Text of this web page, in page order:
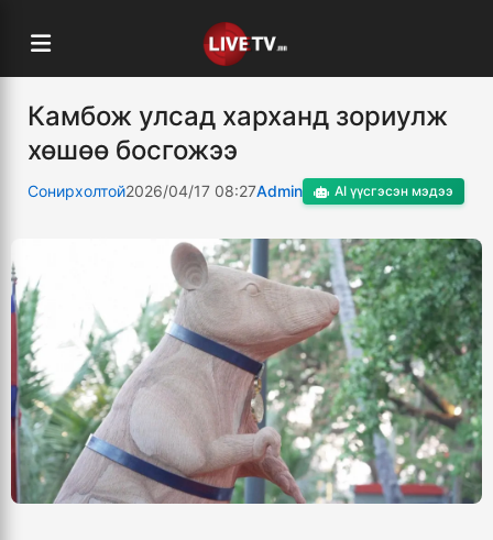
Камбож улсад харханд зориулж
хөшөө босгожээ
Сонирхолтой2026/04/17 08:27Admin AI үүсгэсэн мэдээ